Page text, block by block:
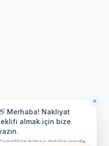
✕
Merhaba! Nakliyat
almak için bize
birkaç dakika içinde